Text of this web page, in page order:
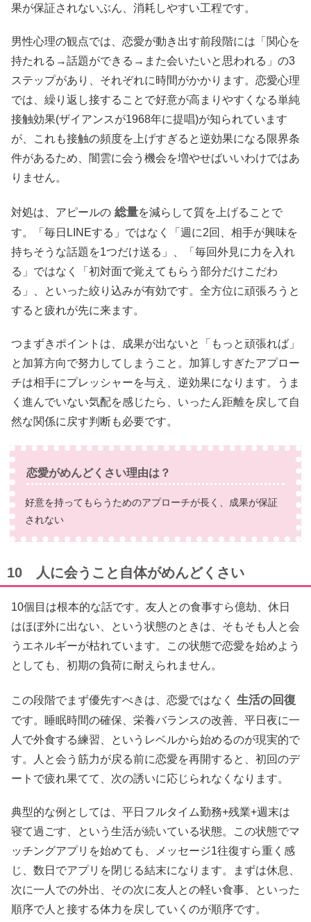
果が保証されないぶん、消耗しやすい工程です。
男性心理の観点では、恋愛が動き出す前段階には「関心を
持たれる→話題ができる→また会いたいと思われる」の3
ステップがあり、それぞれに時間がかかります。恋愛心理
では、繰り返し接することで好意が高まりやすくなる単純
接触効果(ザイアンスが1968年に提唱)が知られています
が、これも接触の頻度を上げすぎると逆効果になる限界条
件があるため、闇雲に会う機会を増やせばいいわけではあ
りません。
対処は、アピールの 総量を減らして質を上げることで
す。「毎日LINEする」ではなく「週に2回、相手が興味を
持ちそうな話題を1つだけ送る」、「毎回外見に力を入れ
る」ではなく「初対面で覚えてもらう部分だけこだわ
る」、といった絞り込みが有効です。全方位に頑張ろうと
すると疲れが先に来ます。
つまずきポイントは、成果が出ないと「もっと頑張れば」
と加算方向で努力してしまうこと。加算しすぎたアプロー
チは相手にプレッシャーを与え、逆効果になります。うま
く進んでいない気配を感じたら、いったん距離を戻して自
然な関係に戻す判断も必要です。
恋愛がめんどくさい理由は？
好意を持ってもらうためのアプローチが長く、成果が保証
されない
10 人に会うこと自体がめんどくさい
10個目は根本的な話です。友人との食事すら億劫、休日
はほぼ外に出ない、という状態のときは、そもそも人と会
うエネルギーが枯れています。この状態で恋愛を始めよう
としても、初期の負荷に耐えられません。
この段階でまず優先すべきは、恋愛ではなく 生活の回復
です。睡眠時間の確保、栄養バランスの改善、平日夜に一
人で外食する練習、というレベルから始めるのが現実的で
す。人と会う筋力が戻る前に恋愛を再開すると、初回のデ
ートで疲れ果てて、次の誘いに応じられなくなります。
典型的な例としては、平日フルタイム勤務+残業+週末は
寝て過ごす、という生活が続いている状態。この状態でマ
ッチングアプリを始めても、メッセージ1往復すら重く感
じ、数日でアプリを閉じる結末になります。まずは休息、
次に一人での外出、その次に友人との軽い食事、といった
順序で人と接する体力を戻していくのが順序です。